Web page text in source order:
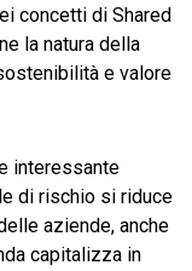
concetti di Shared
la natura della
e valore
interessante
di rischio si riduce
aziende, anche
capitalizza in